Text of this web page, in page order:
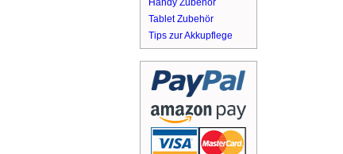
Tablet Zubehör
Tips zur Akkupflege